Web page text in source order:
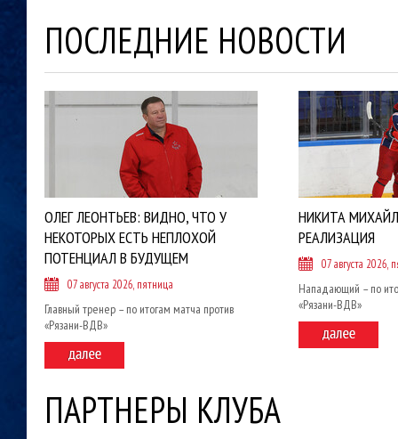
ПОСЛЕДНИЕ НОВОСТИ
ОЛЕГ ЛЕОНТЬЕВ: ВИДНО, ЧТО У
НЕКОТОРЫХ ЕСТЬ НЕПЛОХОЙ
ПОТЕНЦИАЛ В БУДУЩЕМ
07 августа 2026, пятница
Главный тренер – по итогам матча против
«Рязани-ВДВ»
НИКИТА
РЕАЛИЗАЦИЯ
07 августа 2026,
Нападающий – по
«Рязани-ВДВ»
ПАРТНЕРЫ КЛУБА